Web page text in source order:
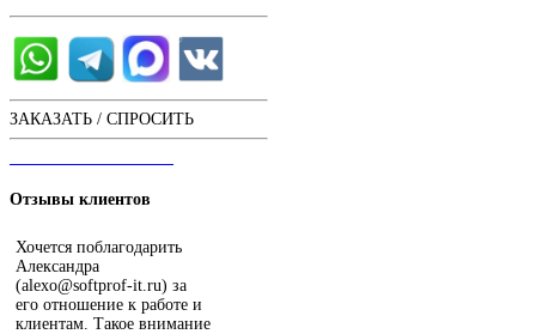
ЗАКАЗАТЬ / СПРОСИТЬ
Отзывы клиентов
Хочется поблагодарить
Александра
(alexo@softprof-it.ru) за
его отношение к работе и
клиентам. Такое внимание